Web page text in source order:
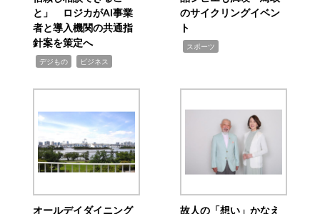
と」 ロジカがAI事業
者と導入機関の共通指
針案を策定へ
デジもの ビジネス
のサイクリングイベン
ト
スポーツ
オールデイダイニング 故人の「想い」かなえ